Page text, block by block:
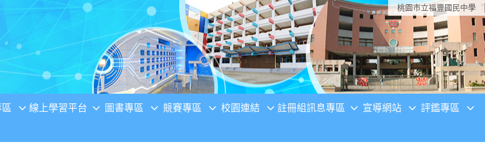
桃園市立福豐國民中學
線上學習平台 圖書專區 競賽專區 校園連結 註冊組訊息專區 宣導網站 評鑑專區